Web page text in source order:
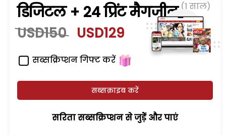
डिजिटल + 24 प्रिंट मैगजीन (1 साल)
USD150 USD129
सब्सक्रिप्शन गिफ्ट करें
सब्सक्राइब करें
सरिता सब्सक्रिप्शन से जुड़ेें और पाएं